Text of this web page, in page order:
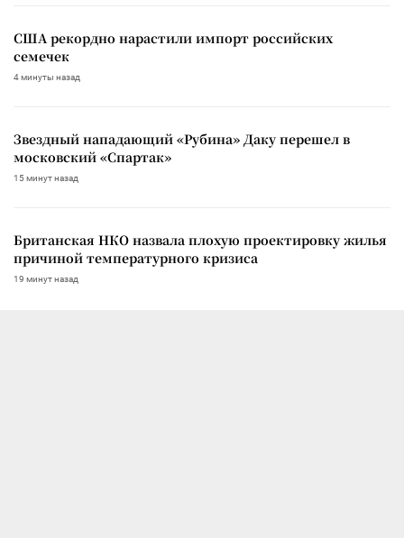
США рекордно нарастили импорт российских
семечек
4 минуты назад
Звездный нападающий «Рубина» Даку перешел в
московский «Спартак»
15 минут назад
Британская НКО назвала плохую проектировку жилья
причиной температурного кризиса
19 минут назад